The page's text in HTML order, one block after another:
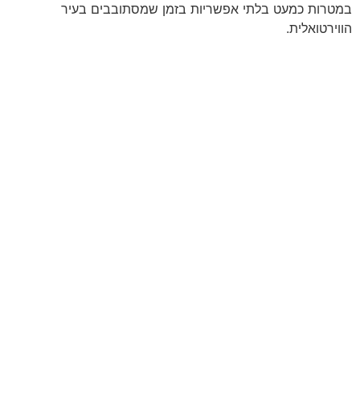
במטרות כמעט בלתי אפשריות בזמן שמסתובבים בעיר
הווירטואלית.